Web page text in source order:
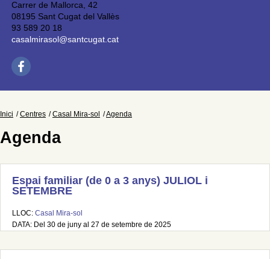
Carrer de Mallorca, 42
08195 Sant Cugat del Vallès
93 589 20 18
casalmirasol@santcugat.cat
Inici Centres Casal Mira-sol Agenda
Agenda
Espai familiar (de 0 a 3 anys) JULIOL i
SETEMBRE
LLOC: Casal Mira-sol
DATA: Del 30 de juny al 27 de setembre de 2025